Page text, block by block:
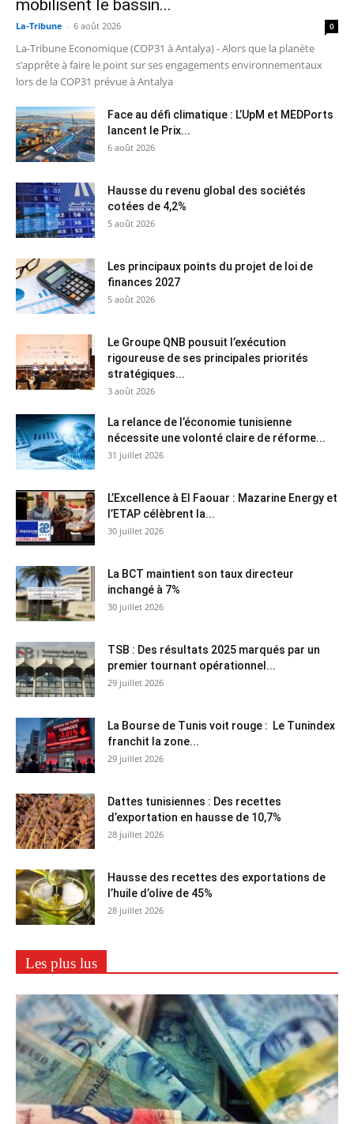
mobilisent le bassin...
La-Tribune - 6 août 2026 0
La-Tribune Economique (COP31 à Antalya) - Alors que la planète
s’apprête à faire le point sur ses engagements environnementaux
lors de la COP31 prévue à Antalya
Face au défi climatique : L’UpM et MEDPorts
lancent le Prix...
6 août 2026
Hausse du revenu global des sociétés
cotées de 4,2%
5 août 2026
Les principaux points du projet de loi de
finances 2027
5 août 2026
Le Groupe QNB pousuit l’exécution
rigoureuse de ses principales priorités
stratégiques...
3 août 2026
La relance de l’économie tunisienne
nécessite une volonté claire de réforme...
31 juillet 2026
L’Excellence à El Faouar : Mazarine Energy et
l’ETAP célèbrent la...
30 juillet 2026
La BCT maintient son taux directeur
inchangé à 7%
30 juillet 2026
TSB : Des résultats 2025 marqués par un
premier tournant opérationnel...
29 juillet 2026
La Bourse de Tunis voit rouge : Le Tunindex
franchit la zone...
29 juillet 2026
Dattes tunisiennes : Des recettes
d’exportation en hausse de 10,7%
28 juillet 2026
Hausse des recettes des exportations de
l’huile d’olive de 45%
28 juillet 2026
Les plus lus